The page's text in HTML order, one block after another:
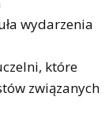
wydarzenia
które
związanych